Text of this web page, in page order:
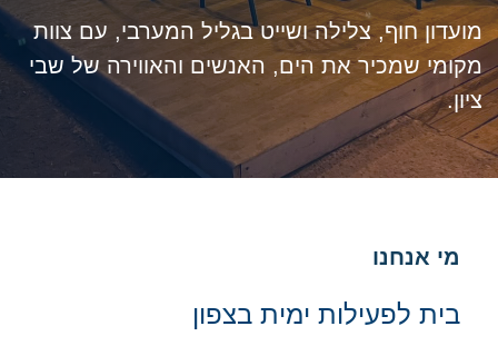
מועדון חוף, צלילה ושייט בגליל המערבי, עם צוות
מקומי שמכיר את הים, האנשים והאווירה של שבי
ציון.
מי אנחנו
בית לפעילות ימית בצפון